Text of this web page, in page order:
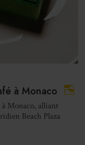
à Monaco
à Monaco, alliant
Beach Plaza